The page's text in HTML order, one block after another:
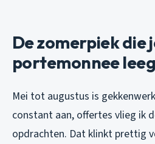
De zomerpiek die
portemonnee
Mei tot augustus is
constant aan, offertes vlieg ik
opdrachten. Dat klinkt prettig